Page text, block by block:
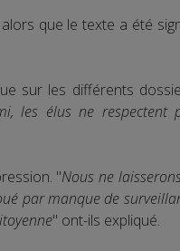
que le texte a été
sur les différents
les élus ne respectent
"Nous ne
par manque de
" ont-ils expliqué.